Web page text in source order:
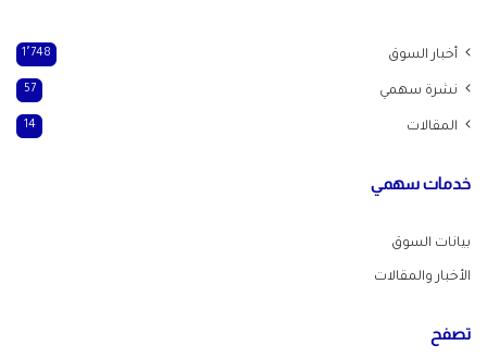
أخبار السوق 1٬748
نشرة سهمي 57
المقالات 14
خدمات سهمي
بيانات السوق
الأخبار والمقالات
تصفح